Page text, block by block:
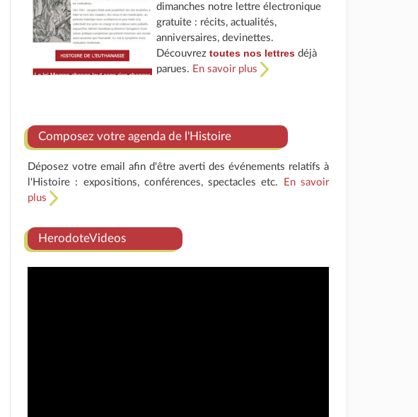
dimanches notre lettre électronique
gratuite : récits, actualités,
anniversaires, devinettes.
Découvreztoutes nos lettres déjà
parues. En savoir plus
Composez votre agenda de l'Histoire
Déposez votre email afin d'être averti des événements relatifs à
l'Histoire : expositions, conférences, spectacles etc.
En savoir
plus
HerodoteVideos